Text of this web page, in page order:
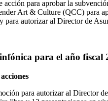
acción para aprobar la
Art & Culture (QCC) para
para autorizar al Director de
para el año fiscal
para autorizar al Director